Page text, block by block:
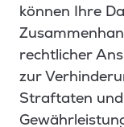
können Ihre
rechtlicher
zur
Straftaten